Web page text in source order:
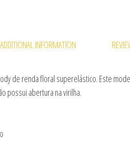
ADDITIONAL INFORMATION
de renda floral superelástico. Este
possui abertura na virilha.